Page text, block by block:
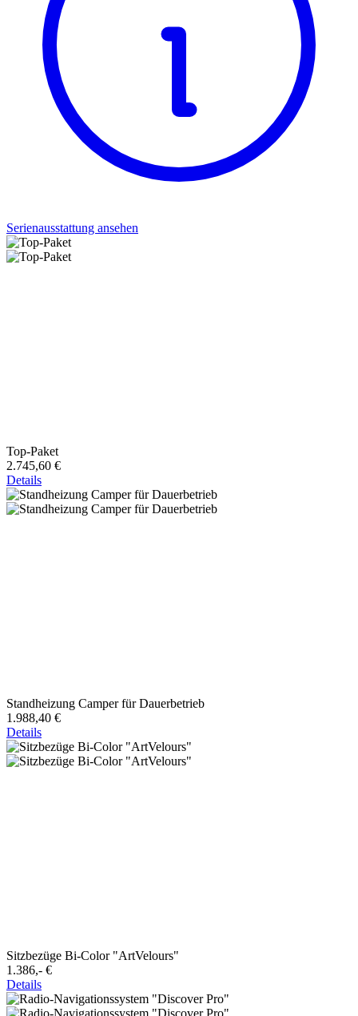
Serienausstattung ansehen
Top-Paket
2.745,60 €
Details
Standheizung Camper für Dauerbetrieb
1.988,40 €
Details
Sitzbezüge Bi-Color "ArtVelours"
1.386,-‍ €
Details